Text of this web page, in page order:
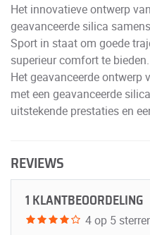
Het innovatieve ontwerp
geavanceerde silica
Sport in staat om goede
superieur comfort te bieden.
Het geavanceerde
met een geavanceerde
uitstekende prestaties en
REVIEWS
1 KLANTBEOORDELING
4 op 5